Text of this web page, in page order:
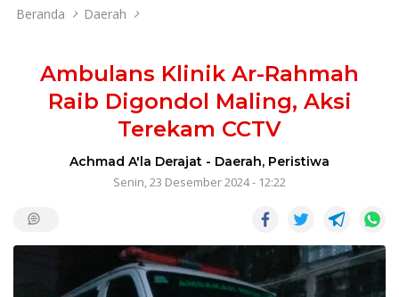
Beranda Daerah
Ambulans Klinik Ar-Rahmah
Raib Digondol Maling, Aksi
Terekam CCTV
Achmad A'la Derajat - Daerah, Peristiwa
Senin, 23 Desember 2024 - 12:22